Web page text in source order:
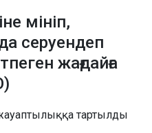
мініп,
серуендеп
жағдайға
тартылды